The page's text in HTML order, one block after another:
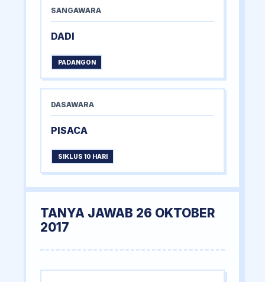
SANGAWARA
DADI
PADANGON
DASAWARA
PISACA
SIKLUS 10 HARI
TANYA JAWAB 26 OKTOBER
2017